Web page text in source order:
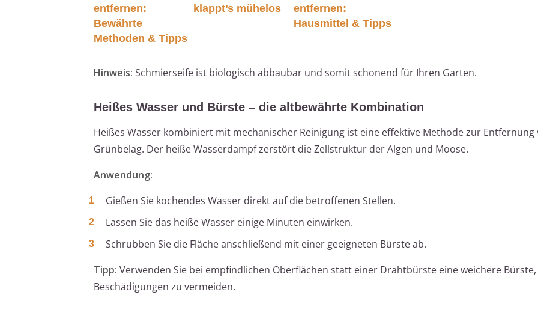
entfernen:
Bewährte
Methoden & Tipps
klappt’s mühelos
entfernen:
Hausmittel & Tipps
Hinweis: Schmierseife ist biologisch abbaubar und somit schonend für Ihren Garten.
Heißes Wasser und Bürste – die altbewährte Kombination
Heißes Wasser kombiniert mit mechanischer Reinigung ist eine effektive Methode zur Entfernung
Grünbelag. Der heiße Wasserdampf zerstört die Zellstruktur der Algen und Moose.
Anwendung:
Gießen Sie kochendes Wasser direkt auf die betroffenen Stellen.
Lassen Sie das heiße Wasser einige Minuten einwirken.
Schrubben Sie die Fläche anschließend mit einer geeigneten Bürste ab.
Tipp: Verwenden Sie bei empfindlichen Oberflächen statt einer Drahtbürste eine weichere
Beschädigungen zu vermeiden.